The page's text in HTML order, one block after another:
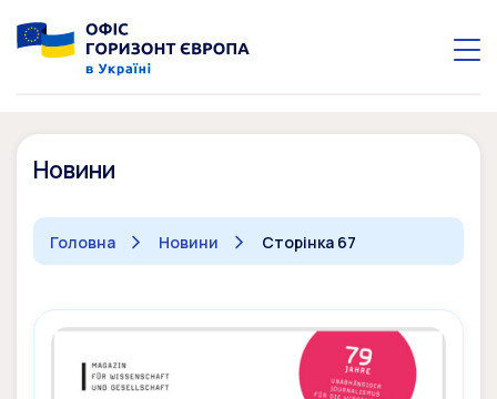
Новини
Головна Новини Сторінка 67